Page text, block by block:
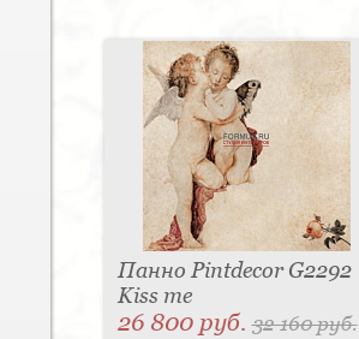
Панно Pintdecor G2292
Kiss me
26 800 руб.32 160 руб.